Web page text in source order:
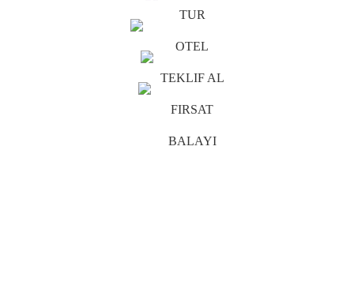
TUR
OTEL
TEKLIF AL
FIRSAT
BALAYI